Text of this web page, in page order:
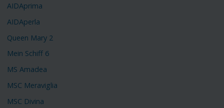
AIDAprima
AIDAperla
Queen Mary 2
Mein Schiff 6
MS Amadea
MSC Meraviglia
MSC Divina